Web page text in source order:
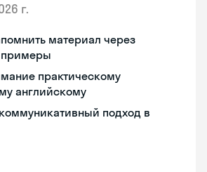
г.
материал через
практическому
английскому
подход в